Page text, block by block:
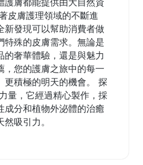
皮膚護理領域的不斷進
發現可以幫助消費者做
特殊的皮膚需求。無論是
奢華體驗，還是與魅力
您的護膚之旅中的每一
更積極的明天的機會。 探
量，它經過精心製作，採
分和植物外泌體的治癒
吸引力。